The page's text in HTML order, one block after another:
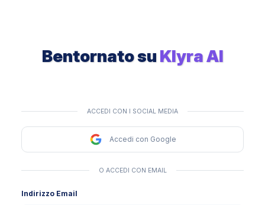
Bentornato suKlyra AI
ACCEDI CON I SOCIAL MEDIA
Accedi con Google
O ACCEDI CON EMAIL
Indirizzo Email